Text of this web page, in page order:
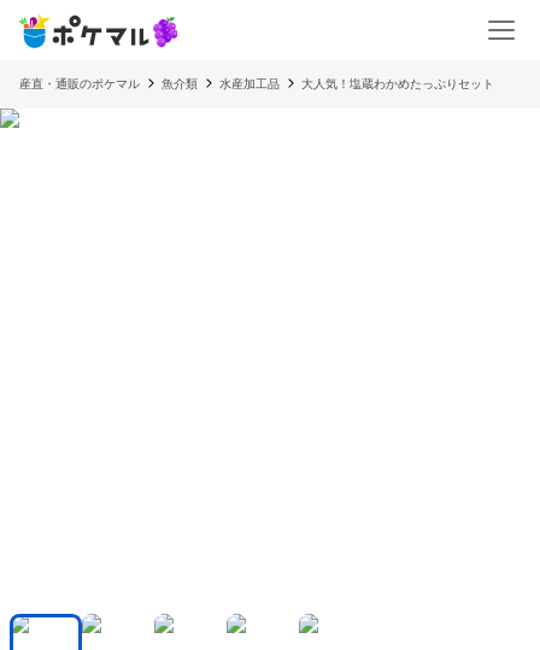
産直・通販のポケマル 魚介類 水産加工品 大人気！塩蔵わかめたっぷりセット